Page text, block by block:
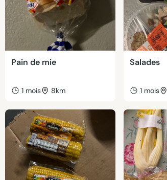
Pain de mie
1 mois 8km
Salades
1 mois